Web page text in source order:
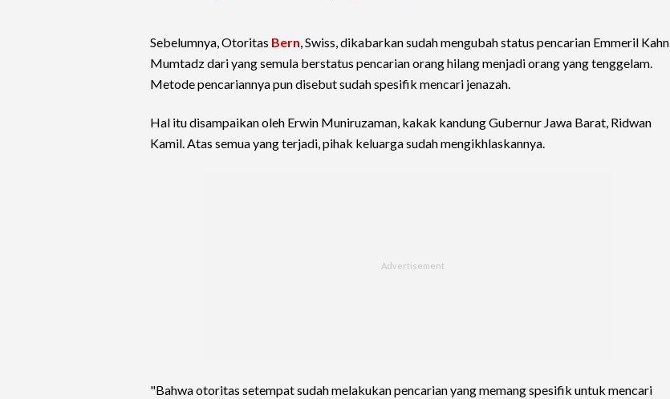
Sebelumnya, Otoritas Bern, Swiss, dikabarkan sudah mengubah status pencarian Emmeril Kahn
Mumtadz dari yang semula berstatus pencarian orang hilang menjadi orang yang tenggelam.
Metode pencariannya pun disebut sudah spesifik mencari jenazah.
Hal itu disampaikan oleh Erwin Muniruzaman, kakak kandung Gubernur Jawa Barat, Ridwan
Kamil. Atas semua yang terjadi, pihak keluarga sudah mengikhlaskannya.
"Bahwa otoritas setempat sudah melakukan pencarian yang memang spesifik untuk mencari